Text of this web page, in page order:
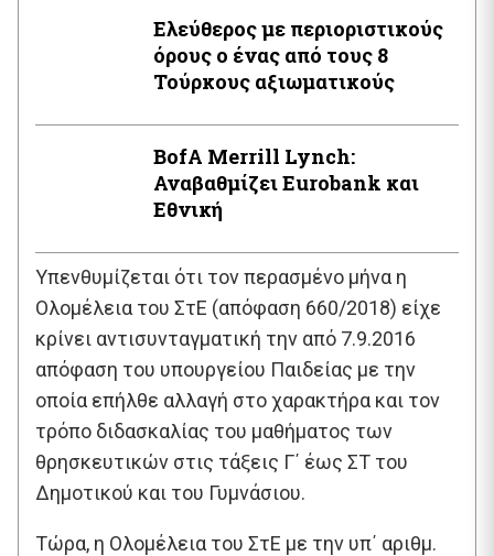
Ελεύθερος με περιοριστικούς
όρους ο ένας από τους 8
Τούρκους αξιωματικούς
BofA Μerrill Lynch:
Αναβαθμίζει Eurobank και
Εθνική
Υπενθυμίζεται ότι τον περασμένο μήνα η
Ολομέλεια του ΣτΕ (απόφαση 660/2018) είχε
κρίνει αντισυνταγματική την από 7.9.2016
απόφαση του υπουργείου Παιδείας με την
οποία επήλθε αλλαγή στο χαρακτήρα και τον
τρόπο διδασκαλίας του μαθήματος των
θρησκευτικών στις τάξεις Γ΄ έως ΣΤ του
Δημοτικού και του Γυμνάσιου.
Τώρα, η Ολομέλεια του ΣτΕ με την υπ΄ αριθμ.